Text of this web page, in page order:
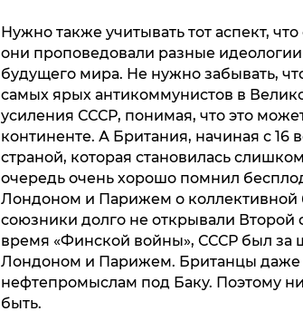
Нужно также учитывать тот аспект,
они проповедовали разные
будущего мира. Не нужно забывать,
самых ярых антикоммунистов в
усиления СССР, понимая, что это
континенте. А Британия, начиная с 16
страной, которая становилась
очередь очень хорошо помнил
Лондоном и Парижем о коллективной
союзники долго не открывали Второй
время «Финской войны», СССР был за
Лондоном и Парижем. Британцы даже
нефтепромыслам под Баку. Поэтому
быть.